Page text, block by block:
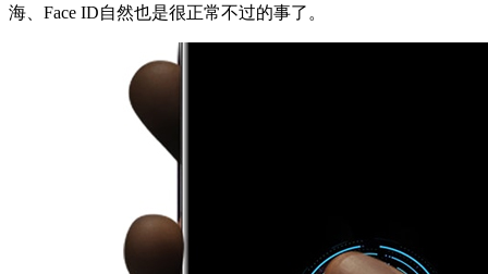
海、Face ID自然也是很正常不过的事了。